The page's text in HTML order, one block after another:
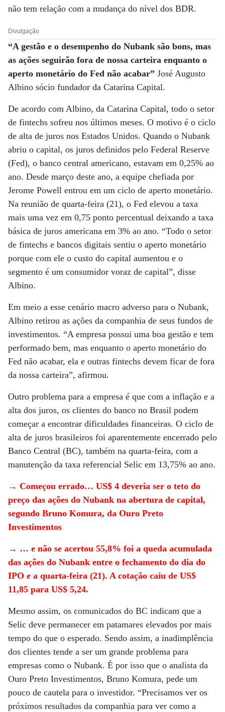
não tem relação com a mudança do nível dos BDR.
Divulgação
“A gestão e o desempenho do Nubank são bons, mas
as ações seguirão fora de nossa carteira enquanto o
aperto monetário do Fed não acabar” José Augusto
Albino sócio fundador da Catarina Capital.
De acordo com Albino, da Catarina Capital, todo o setor
de fintechs sofreu nos últimos meses. O motivo é o ciclo
de alta de juros nos Estados Unidos. Quando o Nubank
abriu o capital, os juros definidos pelo Federal Reserve
(Fed), o banco central americano, estavam em 0,25% ao
ano. Desde março deste ano, a equipe chefiada por
Jerome Powell entrou em um ciclo de aperto monetário.
Na reunião de quarta-feira (21), o Fed elevou a taxa
mais uma vez em 0,75 ponto percentual deixando a taxa
básica de juros americana em 3% ao ano. “Todo o setor
de fintechs e bancos digitais sentiu o aperto monetário
porque com ele o custo do capital aumentou e o
segmento é um consumidor voraz de capital”, disse
Albino.
Em meio a esse cenário macro adverso para o Nubank,
Albino retirou as ações da companhia de seus fundos de
investimentos. “A empresa possui uma boa gestão e tem
performado bem, mas enquanto o aperto monetário do
Fed não acabar, ela e outras fintechs devem ficar de fora
da nossa carteira”, afirmou.
Outro problema para a empresa é que com a inflação e a
alta dos juros, os clientes do banco no Brasil podem
começar a encontrar dificuldades financeiras. O ciclo de
alta de juros brasileiros foi aparentemente encerrado pelo
Banco Central (BC), também na quarta-feira, com a
manutenção da taxa referencial Selic em 13,75% ao ano.
→ Começou errado… US$ 4 deveria ser o teto do
preço das ações do Nubank na abertura de capital,
segundo Bruno Komura, da Ouro Preto
Investimentos
→ … e não se acertou 55,8% foi a queda acumulada
das ações do Nubank entre o fechamento do dia do
IPO e a quarta-feira (21). A cotação caiu de US$
11,85 para US$ 5,24.
Mesmo assim, os comunicados do BC indicam que a
Selic deve permanecer em patamares elevados por mais
tempo do que o esperado. Sendo assim, a inadimplência
dos clientes tende a ser um grande problema para
empresas como o Nubank. É por isso que o analista da
Ouro Preto Investimentos, Bruno Komura, pede um
pouco de cautela para o investidor. “Precisamos ver os
próximos resultados da companhia para ver como a